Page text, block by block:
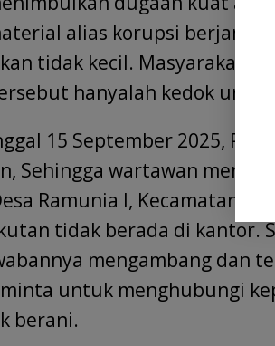
alias korupsi
tidak kecil. Masyarakat
hanyalah kedok untuk
15 September 2025,
Sehingga wartawan
Ramunia I, Kecamatan
tidak berada di kantor.
mengambang dan
untuk menghubungi
berani.